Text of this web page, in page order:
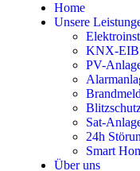
Home
Unsere
KNX-EIB
PV-
Sat-
24h
Smart
Über uns